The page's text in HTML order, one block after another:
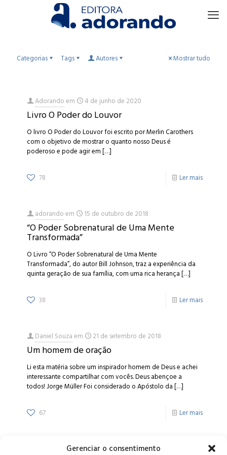
Gerenciar o consentimento
Categorias Tags Autores Mostrar tudo
Adorandoem 4 de junho de 2020
Livro O Poder do Louvor
O livro O Poder do Louvor foi escrito por Merlin Carothers
com o objetivo de mostrar o quanto nosso Deus é
poderoso e pode agir em[…]
78 Ler mais
adorandoem 15 de outubro de 2018
“O Poder Sobrenatural de Uma Mente
Transformada”
O Livro “O Poder Sobrenatural de Uma Mente
Transformada”, do autor Bill Johnson, traz a experiência da
quinta geração de sua família, com uma rica herança[…]
38 Ler mais
Daniel Souzaem 21 de setembro de 2018
Um homem de oração
Li esta matéria sobre um inspirador homem de Deus e achei
interessante compartilhar com vocês. Deus abençoe a
todos! Jorge Müller Foi considerado o Apóstolo da[…]
67 Ler mais